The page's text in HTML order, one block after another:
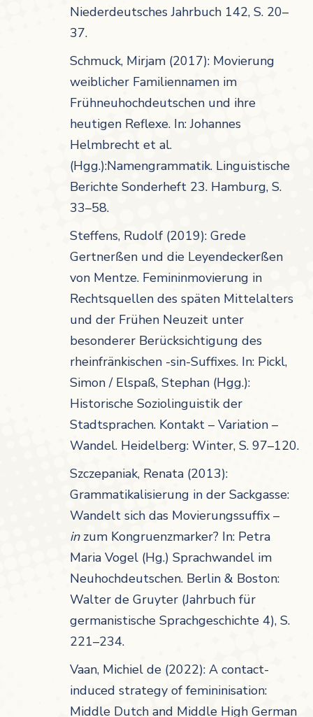
Niederdeutsches Jahrbuch 142, S. 20–
37.
Schmuck, Mirjam (2017): Movierung
weiblicher Familiennamen im
Frühneuhoch­deutschen und ihre
heutigen Reflexe. In: Johannes
Helmbrecht et al.
(Hgg.):Namengrammatik. Linguistische
Berichte Sonderheft 23. Hamburg, S.
33–58.
Steffens, Rudolf (2019): Grede
Gertnerßen und die Leyendeckerßen
von Mentze. Femininmovierung in
Rechtsquellen des späten Mittelalters
und der Frühen Neuzeit unter
besonderer Berücksichtigung des
rheinfränkischen -sin-Suffixes. In: Pickl,
Simon / Elspaß, Stephan (Hgg.):
Historische Soziolinguistik der
Stadtsprachen. Kontakt – Variation –
Wandel. Heidelberg: Winter, S. 97–120.
Szczepaniak, Renata (2013):
Grammatikalisierung in der Sackgasse:
Wandelt sich das Movierungssuffix –
inzum Kongruenzmarker? In: Petra
Maria Vogel (Hg.) Sprachwandel im
Neuhochdeutschen. Berlin & Boston:
Walter de Gruyter (Jahrbuch für
germanistische Sprachgeschichte 4), S.
221–234.
Vaan, Michiel de (2022): A contact-
induced strategy of femininisation:
Middle Dutch and Middle High German